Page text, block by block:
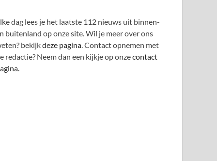
dag lees je het laatste 112 nieuws uit binnen-
buitenland op onze site. Wil je meer over ons
bekijkdeze pagina. Contact opnemen met
redactie? Neem dan een kijkje op onzecontact